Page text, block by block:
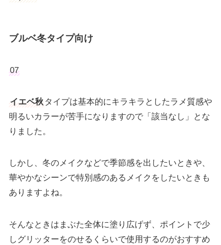
ブルベ冬タイプ向け
07
イエベ秋 タイプは基本的にキラキラとしたラメ質感や
明るいカラーが苦手になりますので「該当なし」とな
りました。
しかし、冬のメイクなどで季節感を出したいときや、
華やかなシーンで特別感のあるメイクをしたいときも
ありますよね。
そんなときはまぶた全体に塗り広げず、ポイントで少
しグリッターをのせるくらいで使用するのがおすすめ